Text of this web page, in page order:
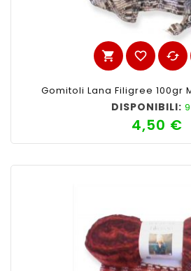
shopping_cart favorite_border cached
Gomitoli Lana Filigree 100gr
DISPONIBILI:
4,50 €